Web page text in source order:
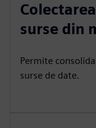
surse din
Permite
surse de date.